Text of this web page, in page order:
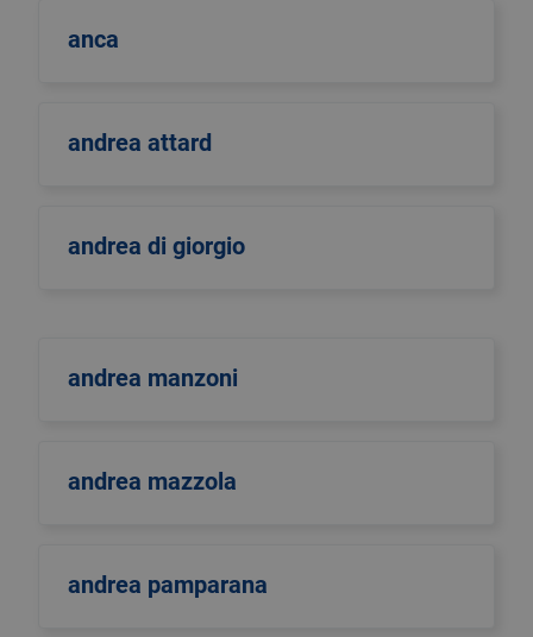
anca
andrea attard
andrea di giorgio
andrea manzoni
andrea mazzola
andrea pamparana